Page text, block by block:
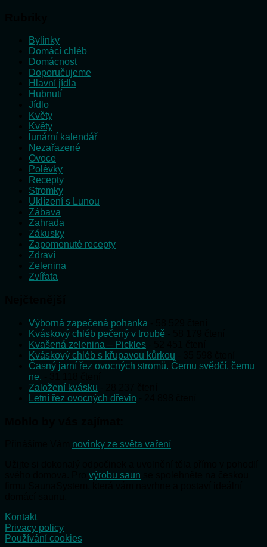
Bylinky
Domácí chléb
Domácnost
Doporučujeme
Hlavní jídla
Hubnutí
Jídlo
Květy
Květy
lunární kalendář
Nezařazené
Ovoce
Polévky
Recepty
Stromky
Uklízení s Lunou
Zábava
Zahrada
Zákusky
Zapomenuté recepty
Zdraví
Zelenina
Zvířata
Výborná zapečená pohanka
Kváskový chléb pečený v troubě
Kvašená zelenina – Pickles
Kváskový chléb s křupavou kůrkou
Časný jarní řez ovocných stromů. Čemu svědčí, čemu
ne.
Založení kvásku
Letní řez ovocných dřevin
novinky ze světa vaření
výrobu saun
Kontakt
Privacy policy
Používání cookies